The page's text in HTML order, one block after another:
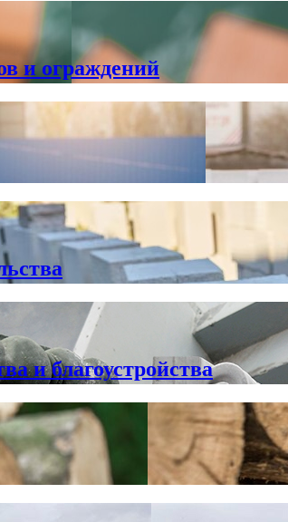
и ограждений
и благоустройства